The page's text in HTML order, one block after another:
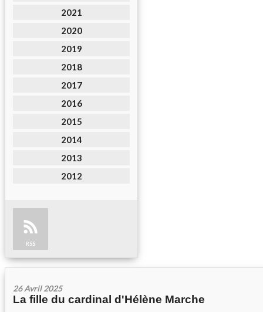
2021
2020
2019
2018
2017
2016
2015
2014
2013
2012
RSS
26 Avril 2025
La fille du cardinal d'Hélène Marche